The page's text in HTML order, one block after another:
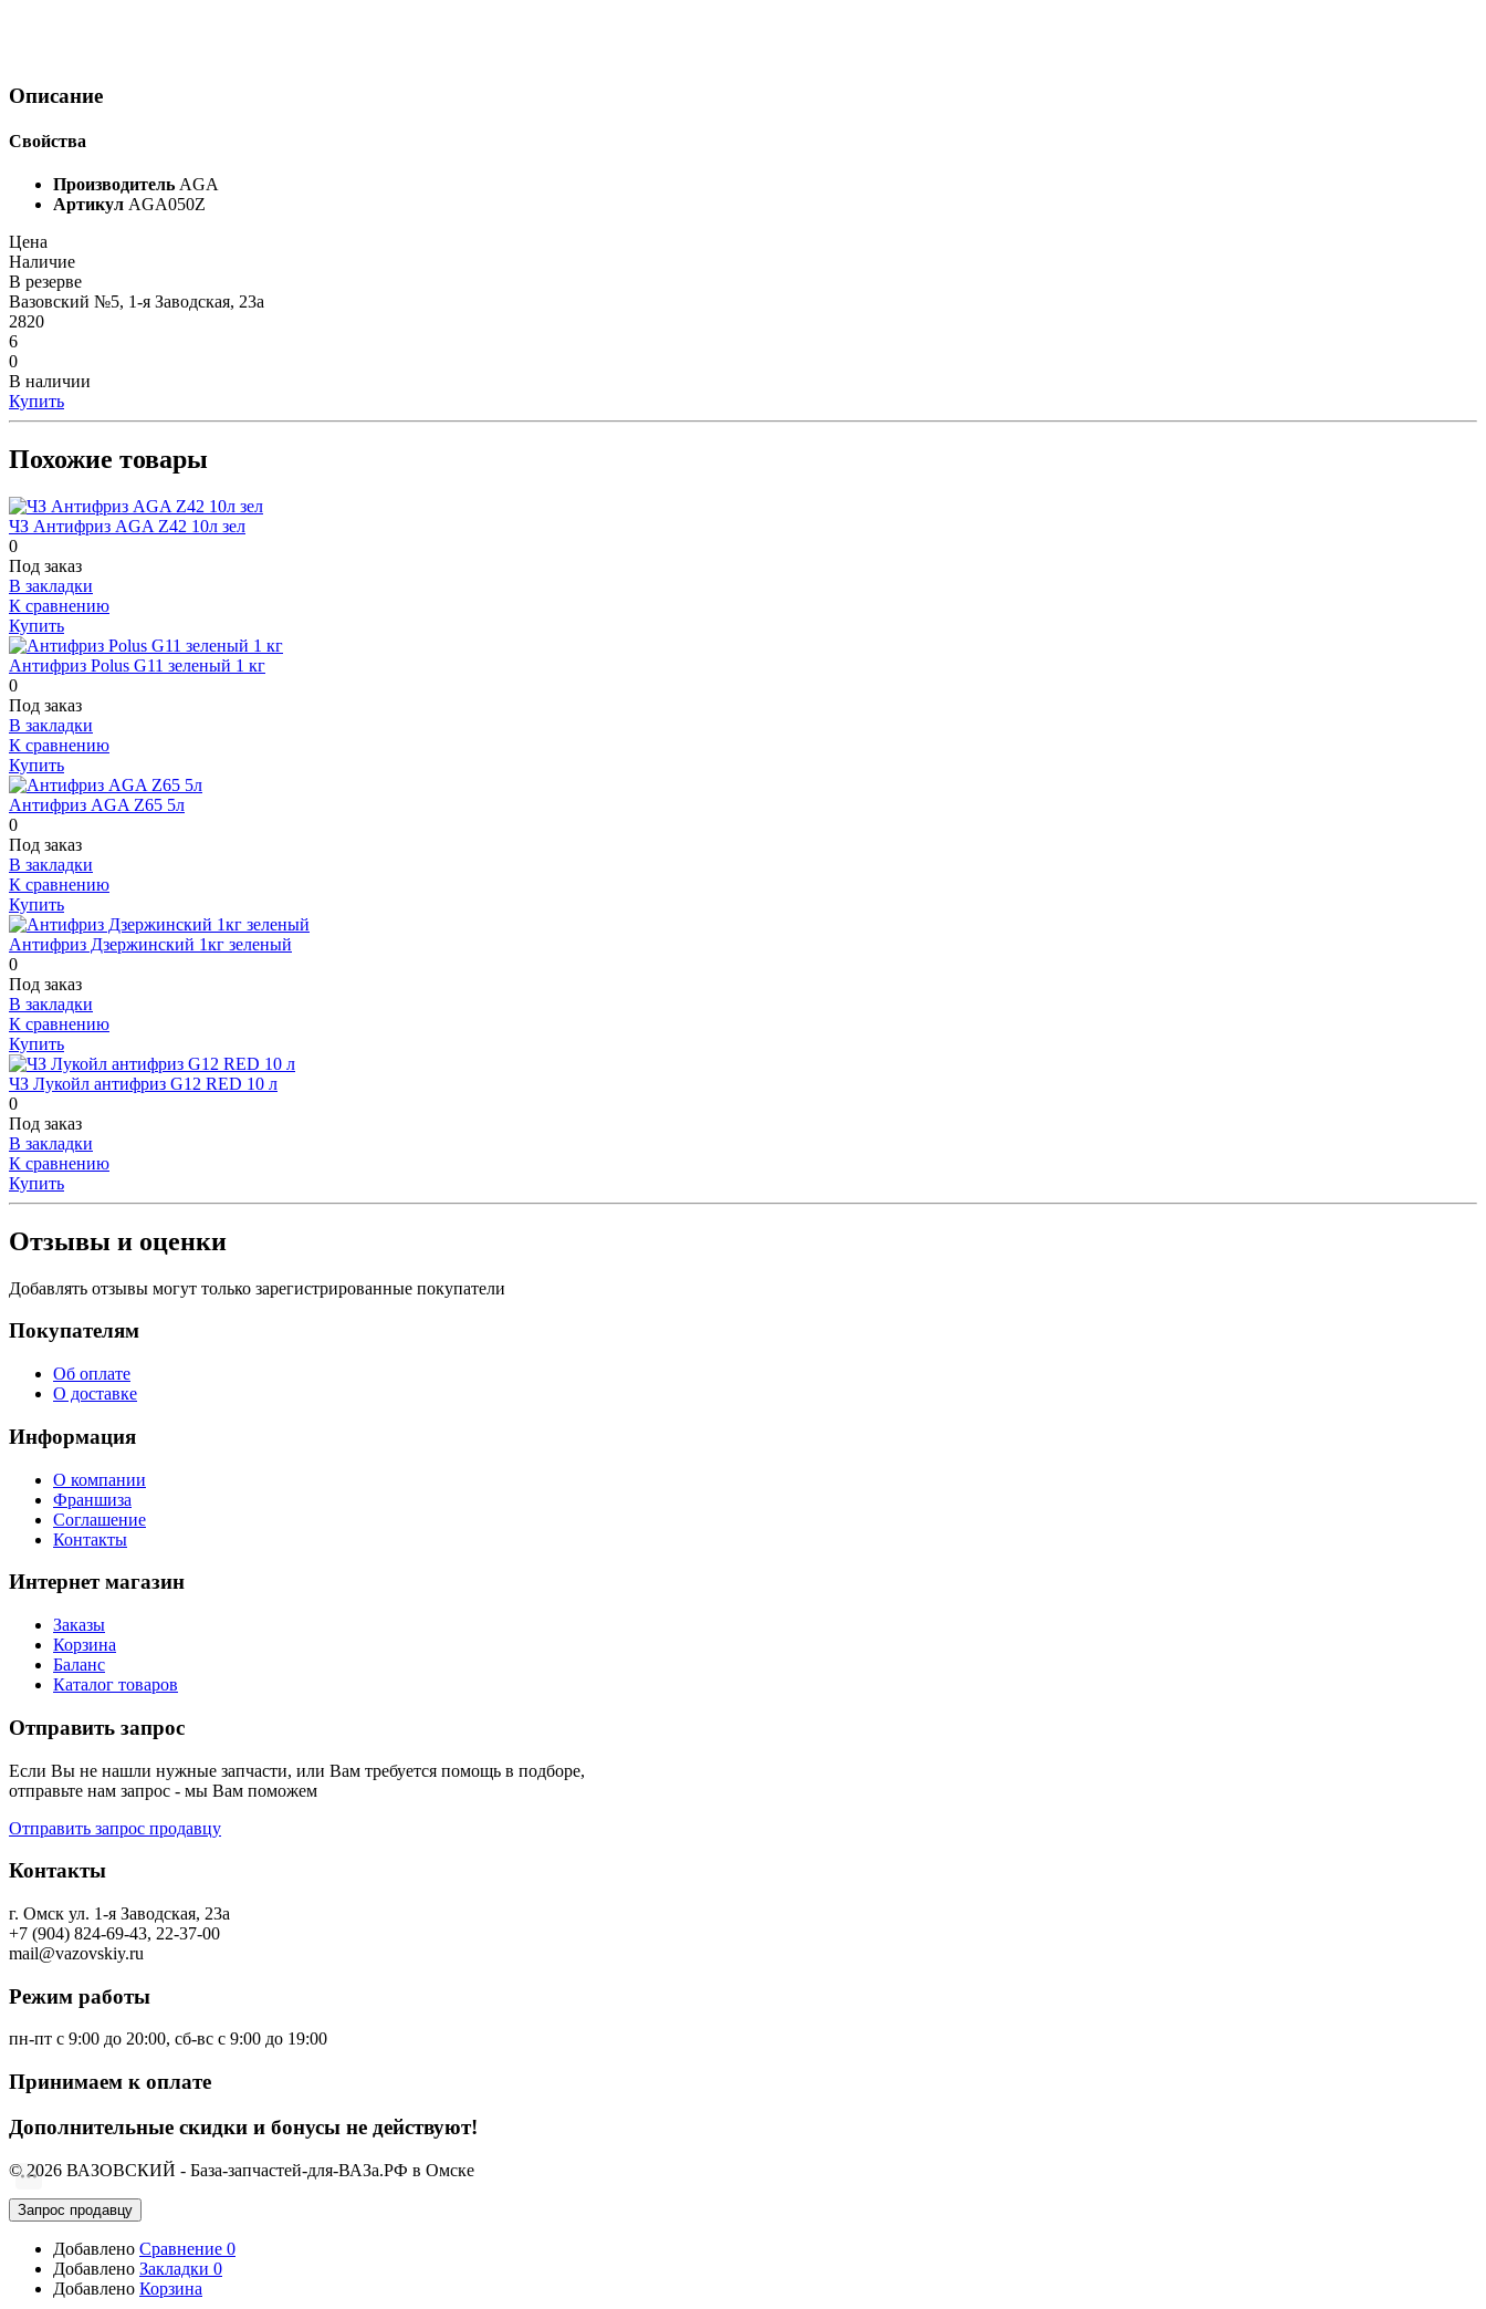
Описание
Свойства
Производитель AGA
Артикул AGA050Z
Цена
Наличие
В резерве
Вазовский №5, 1-я Заводская, 23а
2820
6
0
В наличии
Купить
Похожие товары
ЧЗ Антифриз AGA Z42 10л зел
0
Под заказ
В закладки
К сравнению
Купить
Антифриз Polus G11 зеленый 1 кг
0
Под заказ
В закладки
К сравнению
Купить
Антифриз AGA Z65 5л
0
Под заказ
В закладки
К сравнению
Купить
Антифриз Дзержинский 1кг зеленый
0
Под заказ
В закладки
К сравнению
Купить
ЧЗ Лукойл антифриз G12 RED 10 л
0
Под заказ
В закладки
К сравнению
Купить
Отзывы и оценки
Добавлять отзывы могут только зарегистрированные покупатели
Покупателям
Об оплате
О доставке
Информация
О компании
Франшиза
Соглашение
Контакты
Интернет магазин
Заказы
Корзина
Баланс
Каталог товаров
Отправить запрос
Если Вы не нашли нужные запчасти, или Вам требуется помощь в подборе,
отправьте нам запрос - мы Вам поможем
Отправить запрос продавцу
Контакты
г. Омск ул. 1-я Заводская, 23а
+7 (904) 824-69-43, 22-37-00
mail@vazovskiy.ru
Режим работы
пн-пт с 9:00 до 20:00, сб-вс с 9:00 до 19:00
Принимаем к оплате
Дополнительные скидки и бонусы не действуют!
© 2026 ВАЗОВСКИЙ - База-запчастей-для-ВАЗа.РФ в Омске
Запрос продавцу
Добавлено Сравнение 0
Добавлено Закладки 0
Добавлено Корзина